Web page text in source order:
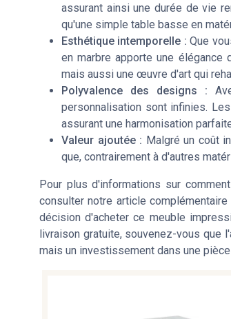
assurant ainsi une durée de vie
qu'une simple table basse en
Esthétique intemporelle : Que
en marbre apporte une élégance
mais aussi une œuvre d'art qui
Polyvalence des designs :
personnalisation sont infinies.
assurant une harmonisation
Valeur ajoutée : Malgré un coût
que, contrairement à d'autres
Pour plus d'informations sur
consulter notre article complémentaire
décision d'acheter ce meuble
livraison gratuite, souvenez-vous que
mais un investissement dans une